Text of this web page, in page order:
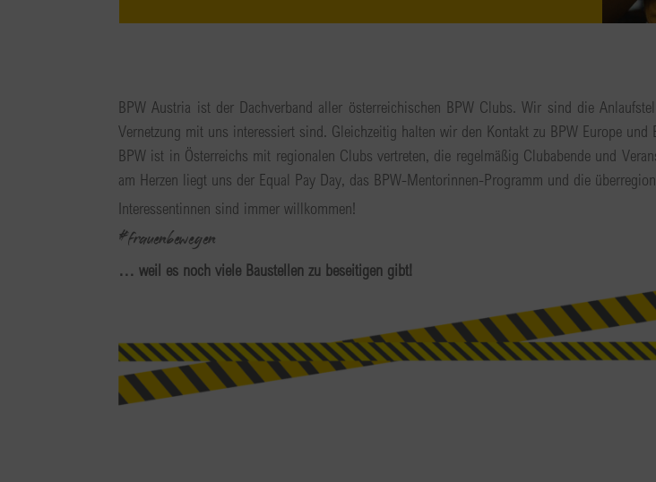
BPW Austria ist der Dachverband aller österreichischen BPW Clubs. Wir sind die
Vernetzung mit uns interessiert sind. Gleichzeitig halten wir den Kontakt zu BPW Europe und
BPW ist in Österreichs mit regionalen Clubs vertreten, die regelmäßig Clubabende und
am Herzen liegt uns der Equal Pay Day, das BPW-Mentorinnen-Programm und die
Interessentinnen sind immer willkommen!
#frauenbewegen
… weil es noch viele Baustellen zu beseitigen gibt!